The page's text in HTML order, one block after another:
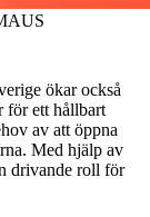
ökar också
för ett hållbart
av att öppna
Med hjälp av
drivande roll för